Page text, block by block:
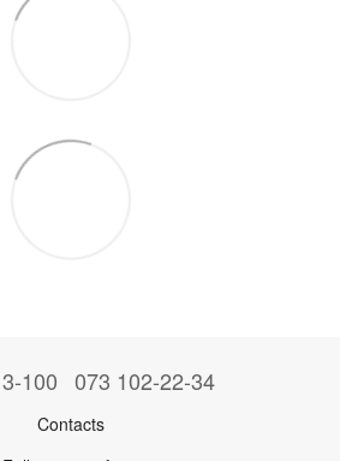
100 073 102-22-34
Contacts